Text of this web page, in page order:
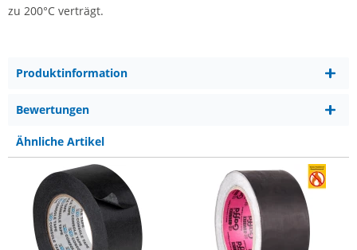
zu 200°C verträgt.
Produktinformation
Bewertungen
Ähnliche Artikel